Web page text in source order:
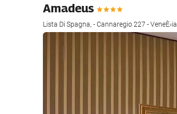
Amadeus
Lista Di Spagna, - Cannaregio 227 - VeneÈ›ia